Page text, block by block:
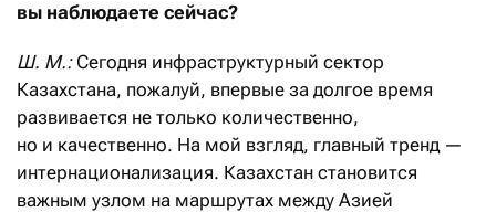
вы наблюдаете сейчас?
Ш. М.: Сегодня инфраструктурный сектор
Казахстана, пожалуй, впервые за долгое время
развивается не только количественно,
но и качественно. На мой взгляд, главный тренд —
интернационализация. Казахстан становится
важным узлом на маршрутах между Азией